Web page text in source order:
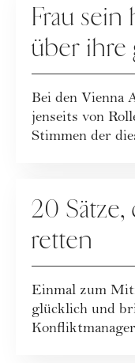
Frau sein
über ihre
Bei den Vienna
jenseits von
Stimmen der
20
retten
Einmal zum
glücklich und